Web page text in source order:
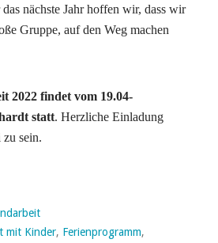
nächste Jahr hoffen wir, dass wir
Gruppe, auf den Weg machen
2022 findet vom 19.04-
statt. Herzliche Einladung
zu sein.
mit Kinder, Ferienprogramm,